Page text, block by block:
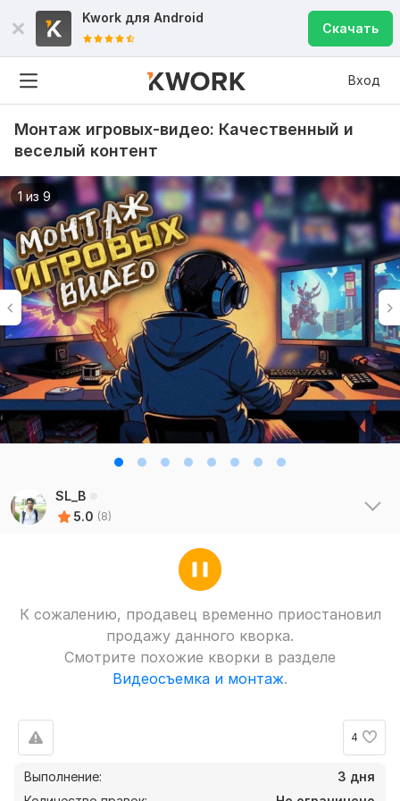
Kwork для Android
Скачать
Вход
Монтаж игровых-видео: Качественный и
веселый контент
1 из 9
SL_B
5.0 (8)
К сожалению, продавец временно приостановил
продажу данного кворка.
Смотрите похожие кворки в разделе
Видеосъемка и монтаж.
4
Выполнение:
3 дня